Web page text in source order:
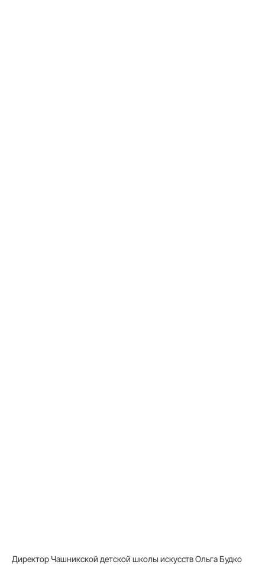
Директор Чашникской детской школы искусств Ольга Будко